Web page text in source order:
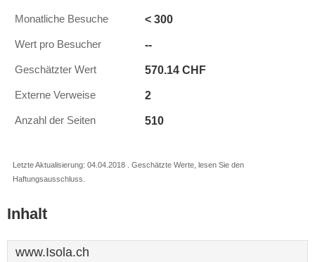
Monatliche Besuche < 300
Wert pro Besucher --
Geschätzter Wert 570.14 CHF
Externe Verweise 2
Anzahl der Seiten 510
Letzte Aktualisierung: 04.04.2018 . Geschätzte Werte, lesen Sie den
Haftungsausschluss.
Inhalt
www.Isola.ch